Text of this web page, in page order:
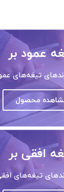
عمود بر
تیغه‌های
محصول
افقی بر
تیغه‌های